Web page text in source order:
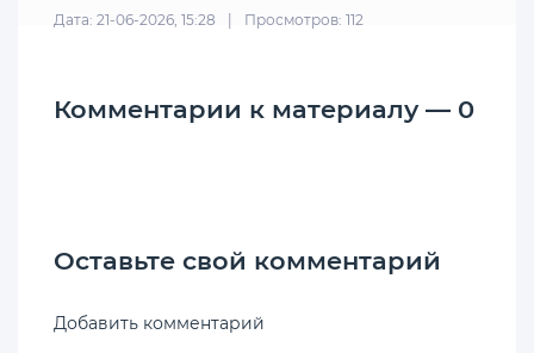
Дата: 21-06-2026, 15:28 Просмотров: 112
Комментарии к материалу — 0
Оставьте свой комментарий
Добавить комментарий